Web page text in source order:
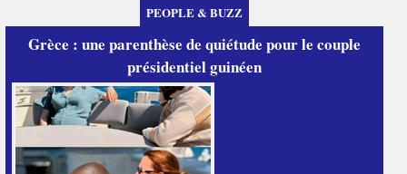
PEOPLE & BUZZ
Grèce : une parenthèse de quiétude pour le couple
présidentiel guinéen